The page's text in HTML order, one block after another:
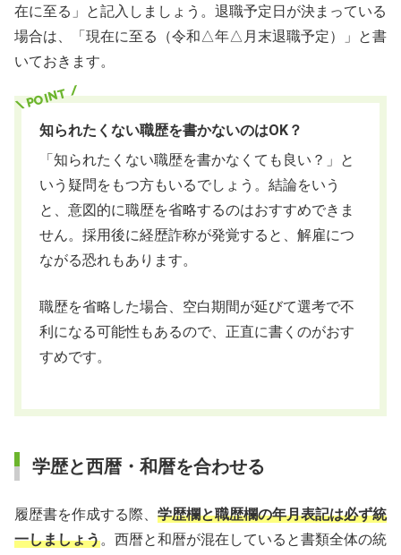
在に至る」と記入しましょう。退職予定日が決まっている
場合は、「現在に至る（令和△年△月末退職予定）」と書
いておきます。
知られたくない職歴を書かないのはOK？
「知られたくない職歴を書かなくても良い？」と
いう疑問をもつ方もいるでしょう。結論をいう
と、意図的に職歴を省略するのはおすすめできま
せん。採用後に経歴詐称が発覚すると、解雇につ
ながる恐れもあります。
職歴を省略した場合、空白期間が延びて選考で不
利になる可能性もあるので、正直に書くのがおす
すめです。
学歴と西暦・和暦を合わせる
履歴書を作成する際、 学歴欄と職歴欄の年月表記は必ず統
一しましょう。西暦と和暦が混在していると書類全体の統